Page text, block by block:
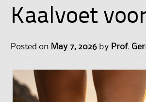
Kaalvoet
Posted on May 7, 2026 by Prof.